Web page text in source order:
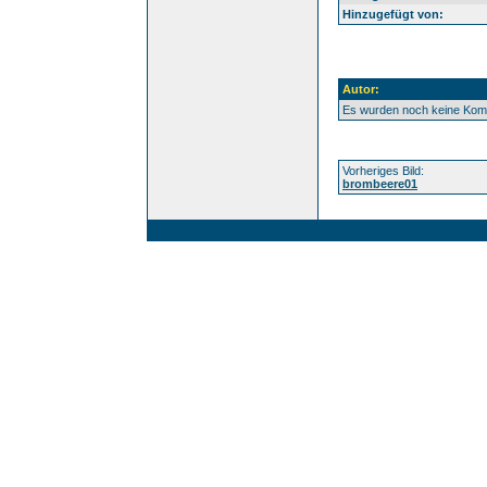
Hinzugefügt von:
Autor:
Es wurden noch keine
Vorheriges Bild:
brombeere01